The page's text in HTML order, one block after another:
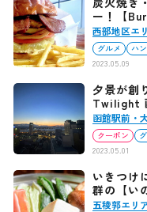
ー！【
西部地区エ
グルメ
ハ
2023.05.09
夕景が創
Twilight
函館駅前・
クーポン
2023.05.01
いきつけ
群の【い
五稜郭エリ